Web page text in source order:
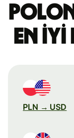
en
PLN → USD